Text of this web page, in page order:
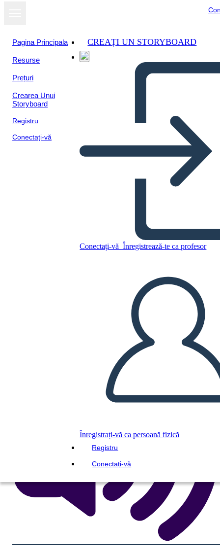
Pagina Principala
Resurse
Prețuri
Crearea Unui
Storyboard
Registru
Conectați-vă
CREAȚI UN STORYBOARD
Conectați-vă Înregistrează-te ca profesor
Înregistrați-vă ca persoană fizică
Registru
Conectați-vă
Cronología de los Derechos
de Voto (2)
Copiați acest Storyboard
CREAȚI UN STORYBOARD
REDAȚI PREZENTAREA DE DIAPOZITIVE
CITESTE-MI